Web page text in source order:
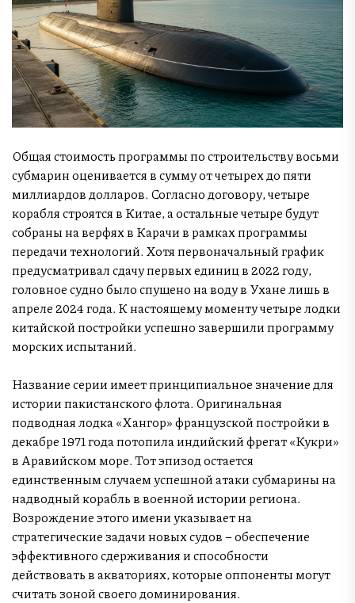
Общая стоимость программы по строительству восьми
субмарин оценивается в сумму от четырех до пяти
миллиардов долларов. Согласно договору, четыре
корабля строятся в Китае, а остальные четыре будут
собраны на верфях в Карачи в рамках программы
передачи технологий. Хотя первоначальный график
предусматривал сдачу первых единиц в 2022 году,
головное судно было спущено на воду в Ухане лишь в
апреле 2024 года. К настоящему моменту четыре лодки
китайской постройки успешно завершили программу
морских испытаний.
Название серии имеет принципиальное значение для
истории пакистанского флота. Оригинальная
подводная лодка «Хангор» французской постройки в
декабре 1971 года потопила индийский фрегат «Кукри»
в Аравийском море. Тот эпизод остается
единственным случаем успешной атаки субмарины на
надводный корабль в военной истории региона.
Возрождение этого имени указывает на
стратегические задачи новых судов – обеспечение
эффективного сдерживания и способности
действовать в акваториях, которые оппоненты могут
считать зоной своего доминирования.